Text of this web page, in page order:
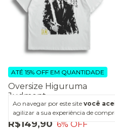
Ao navegar por este site você
agilizar a sua experiência de
Oversize Higuruma
Judment
R$149,90
R$159,90
6% OFF
ATÉ 15% OFF EM QUANTIDADE